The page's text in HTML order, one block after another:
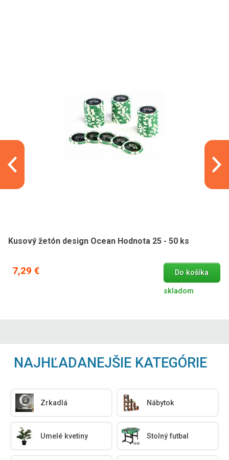
Kusový žetón design Ocean Hodnota 25 - 50 ks
7,29 € Do košíka
skladom
NAJHĽADANEJŠIE KATEGÓRIE
Zrkadlá Nábytok
Umelé kvetiny Stolný futbal